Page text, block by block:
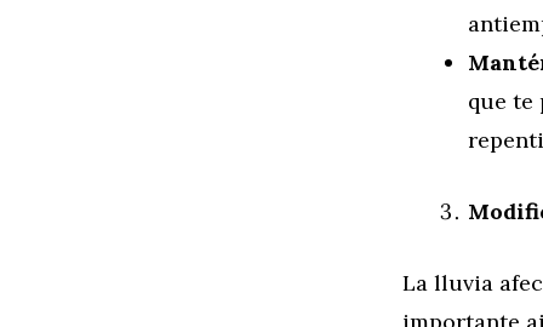
que te
La lluvia
importante